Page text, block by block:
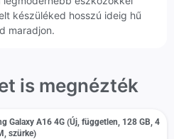
készüléked hosszú ideig hű
maradjon.
is megnézték
Galaxy A16 4G (Új, független, 128 GB, 4
szürke)